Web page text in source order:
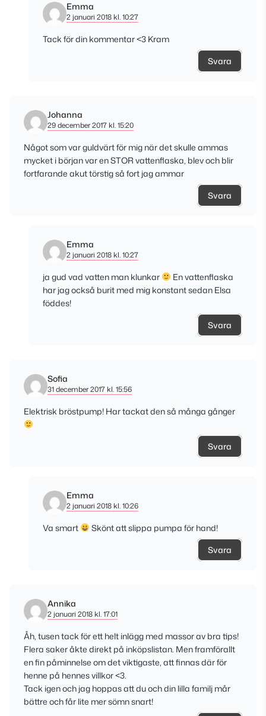
Emma
2 januari 2018 kl. 10:27
Tack för din kommentar <3 Kram
Svara
Johanna
29 december 2017 kl. 15:20
Något som var guldvärt för mig när det skulle ammas
mycket i början var en STOR vattenflaska, blev och blir
fortfarande akut törstig så fort jag ammar
Svara
Emma
2 januari 2018 kl. 10:27
ja gud vad vatten man klunkar
En vattenflaska
har jag också burit med mig konstant sedan Elsa
föddes!
Svara
Sofia
31 december 2017 kl. 15:56
Elektrisk bröstpump! Har tackat den så många gånger
Svara
Emma
2 januari 2018 kl. 10:26
Va smart
Skönt att slippa pumpa för hand!
Svara
Annika
2 januari 2018 kl. 17:01
Åh, tusen tack för ett helt inlägg med massor av bra tips!
Flera saker åkte direkt på inköpslistan. Men framförallt
en fin påminnelse om det viktigaste, att finnas där för
henne på hennes villkor <3.
Tack igen och jag hoppas att du och din lilla familj mår
bättre och får lite mer sömn snart!